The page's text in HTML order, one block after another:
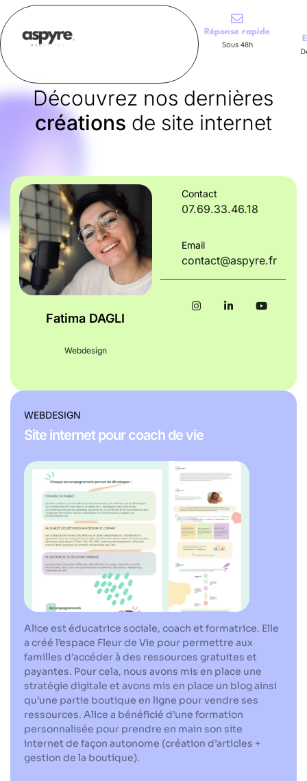
Réponse rapide
Sous 48h
Découvrez nos dernières
créations de site internet
Fatima DAGLI
Webdesign
Contact
07.69.33.46.18
Email
contact@aspyre.fr
WEBDESIGN
Site internet pour coach de vie
Alice est éducatrice sociale, coach et formatrice. Elle
a créé l’espace Fleur de Vie pour permettre aux
familles d’accéder à des ressources gratuites et
payantes. Pour cela, nous avons mis en place une
stratégie digitale et avons mis en place un blog ainsi
qu’une partie boutique en ligne pour vendre ses
ressources. Alice a bénéficié d’une formation
personnalisée pour prendre en main son site
internet de façon autonome (création d’articles +
gestion de la boutique).